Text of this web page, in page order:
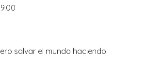
salvar el mundo haciendo